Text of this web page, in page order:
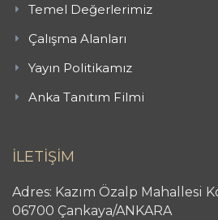
Temel Değerlerimiz
Çalışma Alanları
Yayın Politikamız
Anka Tanıtım Filmi
İLETİŞİM
Adres: Kazım Özalp Mahallesi
06700 Çankaya/ANKARA